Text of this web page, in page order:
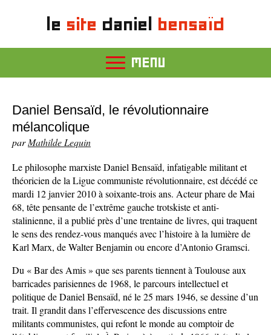
le site daniel bensaïd
MENU
Daniel Bensaïd, le révolutionnaire
mélancolique
parMathilde Lequin
Le philosophe marxiste Daniel Bensaïd, infatigable militant et
théoricien de la Ligue communiste révolutionnaire, est décédé ce
mardi 12 janvier 2010 à soixante-trois ans. Acteur phare de Mai
68, tête pensante de l’extrême gauche trotskiste et anti-
stalinienne, il a publié près d’une trentaine de livres, qui traquent
le sens des rendez-vous manqués avec l’histoire à la lumière de
Karl Marx, de Walter Benjamin ou encore d’Antonio Gramsci.
Du « Bar des Amis » que ses parents tiennent à Toulouse aux
barricades parisiennes de 1968, le parcours intellectuel et
politique de Daniel Bensaïd, né le 25 mars 1946, se dessine d’un
trait. Il grandit dans l’effervescence des discussions entre
militants communistes, qui refont le monde au comptoir de